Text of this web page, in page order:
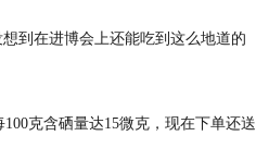
到在进博会上还能吃到这么地道的
克含硒量达15微克，现在下单还送